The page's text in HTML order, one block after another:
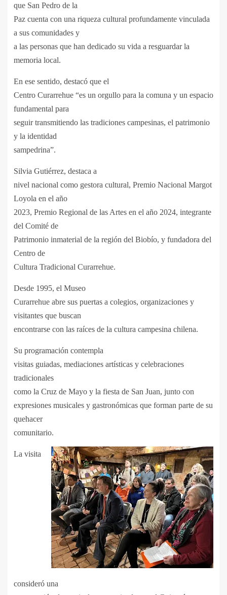
que San Pedro de la
Paz cuenta con una riqueza cultural profundamente vinculada
a sus comunidades y
a las personas que han dedicado su vida a resguardar la
memoria local.
En ese sentido, destacó que el
Centro Curarrehue “es un orgullo para la comuna y un espacio
fundamental para
seguir transmitiendo las tradiciones campesinas, el patrimonio
y la identidad
sampedrina”.
Silvia Gutiérrez, destaca a
nivel nacional como gestora cultural, Premio Nacional Margot
Loyola en el año
2023, Premio Regional de las Artes en el año 2024, integrante
del Comité de
Patrimonio inmaterial de la región del Biobío, y fundadora del
Centro de
Cultura Tradicional Curarrehue.
Desde 1995, el Museo
Curarrehue abre sus puertas a colegios, organizaciones y
visitantes que buscan
encontrarse con las raíces de la cultura campesina chilena.
Su programación contempla
visitas guiadas, mediaciones artísticas y celebraciones
tradicionales
como la Cruz de Mayo y la fiesta de San Juan, junto con
expresiones musicales y gastronómicas que forman parte de su
quehacer
comunitario.
La visita
consideró una